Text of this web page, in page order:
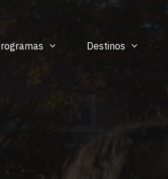
Destinos